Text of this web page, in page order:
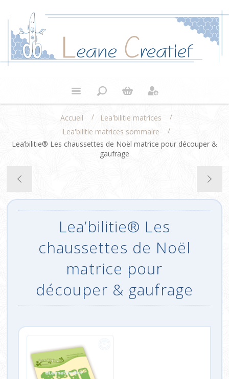
Accueil / Lea'bilitie matrices
/
Lea'bilitie matrices sommaire
/
Lea’bilitie® Les chaussettes de Noël matrice pour découper &
gaufrage
Lea’bilitie® Les
chaussettes de Noël
matrice pour
découper & gaufrage